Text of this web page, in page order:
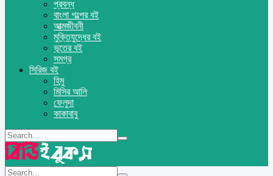
প্রবন্ধ
বাংলা গল্পের বই
আত্মজীবনী
মুক্তিযুদ্ধের বই
ভূতের বই
সমগ্র
সিরিজ বই
হিমু
মিসির আলি
ফেলুদা
কাকাবাবু